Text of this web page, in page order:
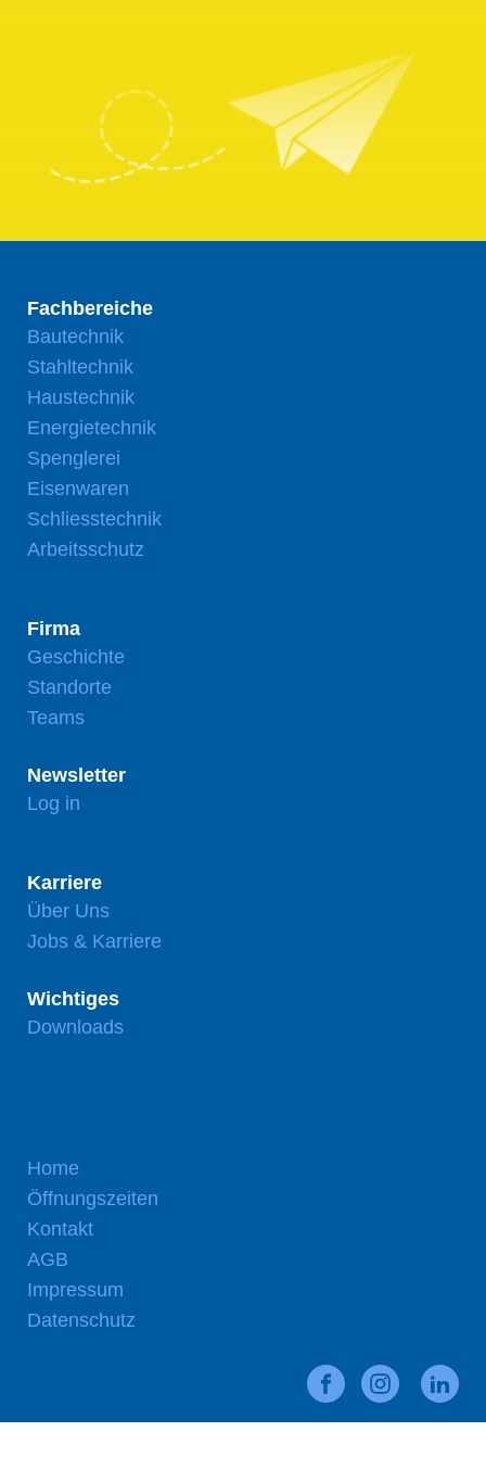
Fachbereiche
Bautechnik
Stahltechnik
Haustechnik
Energietechnik
Spenglerei
Eisenwaren
Schliesstechnik
Arbeitsschutz
Firma
Geschichte
Standorte
Teams
Newsletter
Log in
Karriere
Über Uns
Jobs & Karriere
Wichtiges
Downloads
Home
Öffnungszeiten
Kontakt
AGB
Impressum
Datenschutz